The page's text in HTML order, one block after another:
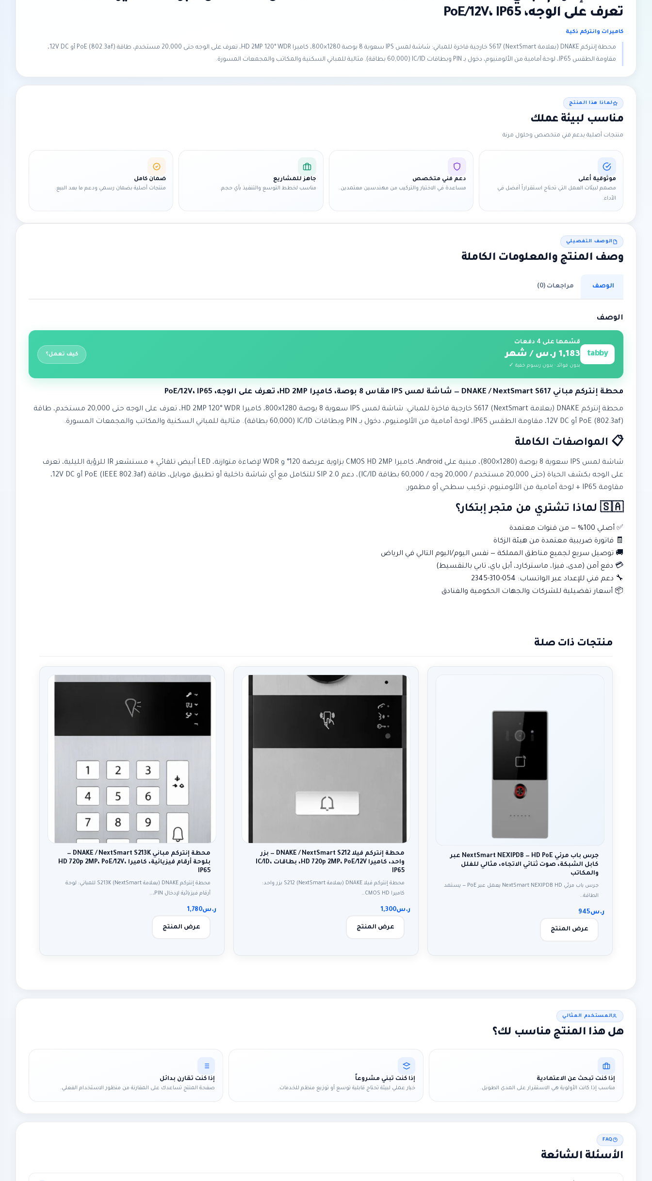
تعرف على الوجه، PoE/12V، IP65
كاميرات وانتركم ذكية
محطة إنتركم DNAKE (بعلامة NextSmart) S617 خارجية فاخرة للمباني: شاشة لمس IPS سعوية 8 بوصة 1280×800، كاميرا HD 2MP 120° WDR، تعرف على الوجه حتى 20,000 مستخدم، طاقة PoE (802.3af) أو 12V DC،
مقاومة الطقس IP65، لوحة أمامية من الألومنيوم، دخول بـ PIN وبطاقات IC/ID (60,000 بطاقة). مثالية للمباني السكنية والمكاتب والمجمعات المسورة.
لماذا هذا المنتج
مناسب لبيئة عملك
منتجات أصلية بدعم فني متخصص وحلول مرنة
موثوقية أعلى
مصمم لبيئات العمل التي تحتاج استقراراً أفضل في
الأداء.
دعم فني متخصص
مساعدة في الاختيار والتركيب من مهندسين معتمدين.
جاهز للمشاريع
مناسب لخطط التوسع والتنفيذ بأي حجم.
ضمان كامل
منتجات أصلية بضمان رسمي ودعم ما بعد البيع.
الوصف التفصيلي
وصف المنتج والمعلومات الكاملة
الوصف مراجعات (0)
الوصف
tabby
قسّمها على 4 دفعات
1,183 ر.س / شهر
بدون فوائد · بدون رسوم خفية ✓
كيف تعمل؟
محطة إنتركم مباني DNAKE / NextSmart S617 — شاشة لمس IPS مقاس 8 بوصة، كاميرا HD 2MP، تعرف على الوجه، PoE/12V، IP65
محطة إنتركم DNAKE (بعلامة NextSmart) S617 خارجية فاخرة للمباني: شاشة لمس IPS سعوية 8 بوصة 1280×800، كاميرا HD 2MP 120° WDR، تعرف على الوجه حتى 20,000 مستخدم، طاقة
PoE (802.3af) أو 12V DC، مقاومة الطقس IP65، لوحة أمامية من الألومنيوم، دخول بـ PIN وبطاقات IC/ID (60,000 بطاقة). مثالية للمباني السكنية والمكاتب والمجمعات المسورة.
📋 المواصفات الكاملة
شاشة لمس IPS سعوية 8 بوصة (1280×800)، مبنية على Android، كاميرا CMOS HD 2MP بزاوية عريضة 120° و WDR لإضاءة متوازنة، LED أبيض تلقائي + مستشعر IR للرؤية الليلية، تعرف
على الوجه بكشف الحياة (حتى 20,000 مستخدم / 20,000 وجه / 60,000 بطاقة IC/ID)، دعم SIP 2.0 للتكامل مع أي شاشة داخلية أو تطبيق موبايل، طاقة PoE (IEEE 802.3af) أو 12V DC،
مقاومة IP65 + لوحة أمامية من الألومنيوم، تركيب سطحي أو مطمور.
🇸🇦 لماذا تشتري من متجر إبتكار؟
✅ أصلي 100% — من قنوات معتمدة
🧾 فاتورة ضريبية معتمدة من هيئة الزكاة
🚚 توصيل سريع لجميع مناطق المملكة — نفس اليوم/اليوم التالي في الرياض
💳 دفع آمن (مدى، فيزا، ماستركارد، أبل باي، تابي بالتقسيط)
🔧 دعم فني للإعداد عبر الواتساب: 054-310-2345
📦 أسعار تفضيلية للشركات والجهات الحكومية والفنادق
منتجات ذات صلة
جرس باب مرئي NextSmart NEXIPDB — HD PoE عبر
كابل الشبكة، صوت ثنائي الاتجاه، مثالي للفلل
والمكاتب
جرس باب مرئي NextSmart NEXIPDB HD يعمل عبر PoE — يستمد
الطاقة…
ر.س945
عرض المنتج
محطة إنتركم فيلا DNAKE / NextSmart S212 — بزر
واحد، كاميرا HD 720p 2MP، PoE/12V، بطاقات IC/ID،
IP65
محطة إنتركم فيلا DNAKE (بعلامة NextSmart) S212 بزر واحد:
كاميرا CMOS HD…
ر.س1,300
عرض المنتج
محطة إنتركم مباني DNAKE / NextSmart S213K —
بلوحة أرقام فيزيائية، كاميرا HD 720p 2MP، PoE/12V،
IP65
محطة إنتركم DNAKE (بعلامة NextSmart) S213K للمباني: لوحة
أرقام فيزيائية لإدخال PIN،…
ر.س1,780
عرض المنتج
المستخدم المثالي
هل هذا المنتج مناسب لك؟
إذا كنت تبحث عن الاعتمادية
مناسب إذا كانت الأولوية هي الاستقرار على المدى الطويل.
إذا كنت تبني مشروعاً
خيار عملي لبيئة تحتاج قابلية توسع أو توزيع منظم للخدمات.
إذا كنت تقارن بدائل
صفحة المنتج تساعدك على المقارنة من منظور الاستخدام الفعلي.
FAQ
الأسئلة الشائعة